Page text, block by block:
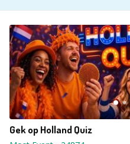
Gek op Holland Quiz